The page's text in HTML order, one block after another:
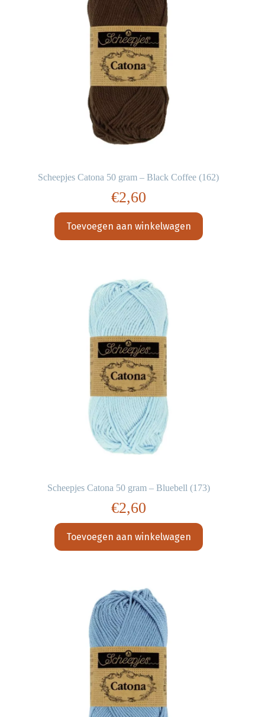
Scheepjes Catona 50 gram – Black Coffee (162)
€2,60
Toevoegen aan winkelwagen
Scheepjes Catona 50 gram – Bluebell (173)
€2,60
Toevoegen aan winkelwagen